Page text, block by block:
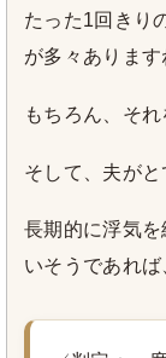
たった1回きり
が多々あります
もちろん、そ
そして、夫がと
長期的に浮気
いそうであれば